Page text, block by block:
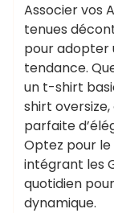
Associer vos
tenues
pour adopter
tendance.
un t-shirt
shirt
parfaite
Optez pour
intégrant les
quotidien
dynamique.